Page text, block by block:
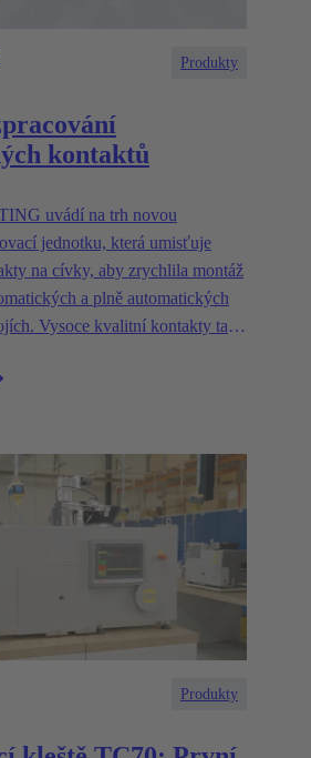
Produkty
kontaktů
uvádí na trh novou
jednotku, která umisťuje
na cívky, aby zrychlila montáž
a plně automatických
Vysoce kvalitní kontakty tak
Produkty